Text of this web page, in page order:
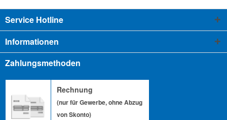
Service Hotline
Informationen
Zahlungsmethoden
Rechnung
(nur für Gewerbe, ohne Abzug
von Skonto)